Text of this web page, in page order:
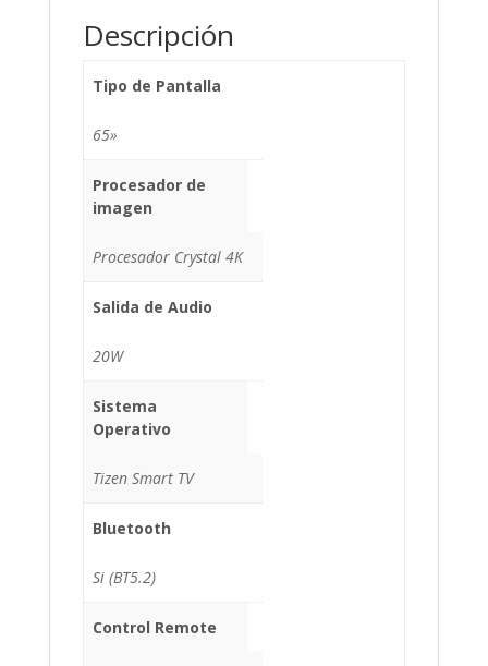
Descripción
Tipo de Pantalla
65»
Procesador de
imagen
Procesador Crystal 4K
Salida de Audio
20W
Sistema
Operativo
Tizen Smart TV
Bluetooth
Si (BT5.2)
Control Remote